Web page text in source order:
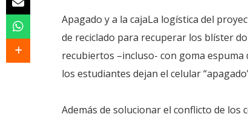
Apagado y a la cajaLa logística del
de reciclado para recuperar los blíster
recubiertos –incluso- con goma
los estudiantes dejan el celular
Además de solucionar el conflicto de los